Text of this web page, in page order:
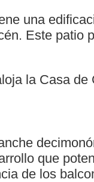
una
Este patio
la Casa de
que
de los